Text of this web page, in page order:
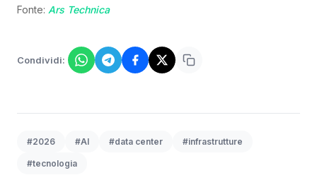
Fonte: Ars Technica
Condividi:
#2026 #AI #data center #infrastrutture
#tecnologia